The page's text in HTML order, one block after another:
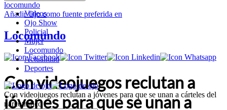
Videos
Ojo Show
Policial
Mujer
Locomundo
Actualidad
Deportes
Con videojuegos reclutan a jóvenes para que se unan a cárteles del
narcotráfico
locomundo
AñadirOjocomo fuente preferida en
Locomundo
Con videojuegos reclutan a
jóvenes para que se unan a